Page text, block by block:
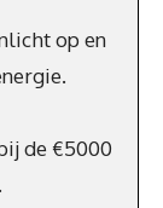
op en
de €5000